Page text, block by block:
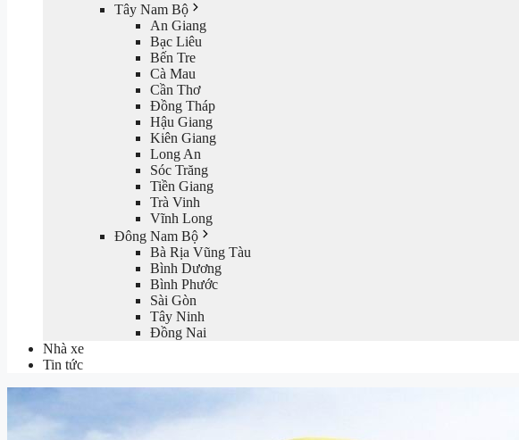
Tây Nam Bộ
An Giang
Bạc Liêu
Bến Tre
Cà Mau
Cần Thơ
Đồng Tháp
Hậu Giang
Kiên Giang
Long An
Sóc Trăng
Tiền Giang
Trà Vinh
Vĩnh Long
Đông Nam Bộ
Bà Rịa Vũng Tàu
Bình Dương
Bình Phước
Sài Gòn
Tây Ninh
Đồng Nai
Nhà xe
Tin tức